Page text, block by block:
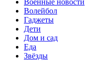
Волейбол
Гаджеты
Дети
Дом и сад
Еда
Звёзды